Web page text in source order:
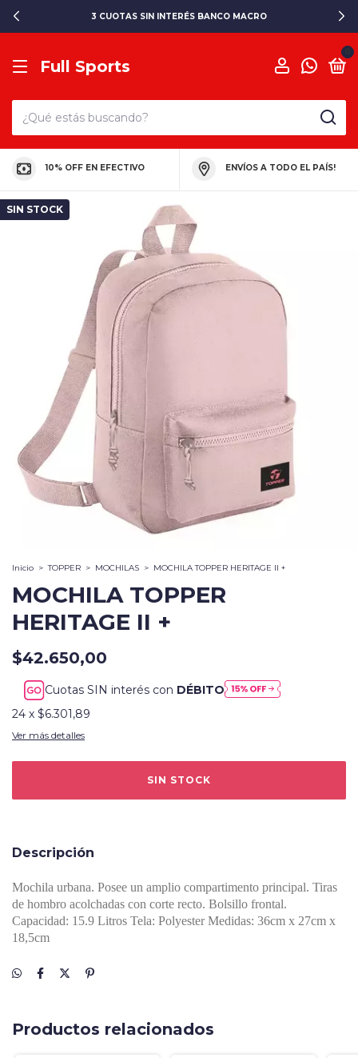
3 CUOTAS SIN INTERÉS BANCO MACRO
Full Sports
10% OFF EN EFECTIVO ENVÍOS A TODO EL PAÍS!
SIN STOCK
Inicio > TOPPER > MOCHILAS > MOCHILA TOPPER HERITAGE II +
MOCHILA TOPPER
HERITAGE II +
$42.650,00
Cuotas SIN interés con DÉBITO
24 x $6.301,89
Ver más detalles
Descripción
Mochila urbana. Posee un amplio compartimento principal. Tiras
de hombro acolchadas con corte recto. Bolsillo frontal.
Capacidad: 15.9 Litros Tela: Polyester Medidas: 36cm x 27cm x
18,5cm
Productos relacionados